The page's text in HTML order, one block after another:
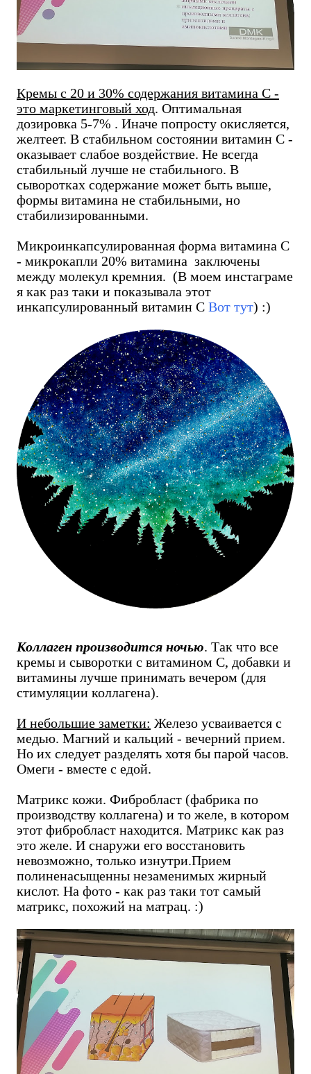
Кремы с 20 и 30% содержания витамина С -
это маркетинговый ход. Оптимальная
дозировка 5-7% . Иначе попросту окисляется,
желтеет. В стабильном состоянии витамин С -
оказывает слабое воздействие. Не всегда
стабильный лучше не стабильного. В
сыворотках содержание может быть выше,
формы витамина не стабильными, но
стабилизированными.
Микроинкапсулированная форма витамина С
- микрокапли 20% витамина заключены
между молекул кремния. (В моем инстаграме
я как раз таки и показывала этот
инкапсулированный витамин С Вот тут) :)
Коллаген производится ночью. Так что все
кремы и сыворотки с витамином С, добавки и
витамины лучше принимать вечером (для
стимуляции коллагена).
И небольшие заметки: Железо усваивается с
медью. Магний и кальций - вечерний прием.
Но их следует разделять хотя бы парой часов.
Омеги - вместе с едой.
Матрикс кожи. Фибробласт (фабрика по
производству коллагена) и то желе, в котором
этот фибробласт находится. Матрикс как раз
это желе. И снаружи его восстановить
невозможно, только изнутри.Прием
полиненасыщенны незаменимых жирный
кислот. На фото - как раз таки тот самый
матрикс, похожий на матрац. :)